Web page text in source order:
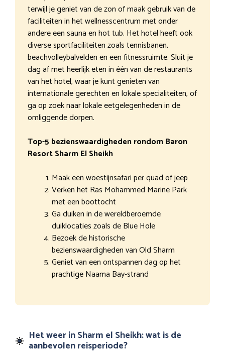
terwijl je geniet van de zon of maak gebruik van de
faciliteiten in het wellnesscentrum met onder
andere een sauna en hot tub. Het hotel heeft ook
diverse sportfaciliteiten zoals tennisbanen,
beachvolleybalvelden en een fitnessruimte. Sluit je
dag af met heerlijk eten in één van de restaurants
van het hotel, waar je kunt genieten van
internationale gerechten en lokale specialiteiten, of
ga op zoek naar lokale eetgelegenheden in de
omliggende dorpen.
Top-5 bezienswaardigheden rondom Baron
Resort Sharm El Sheikh
Maak een woestijnsafari per quad of jeep
Verken het Ras Mohammed Marine Park
met een boottocht
Ga duiken in de wereldberoemde
duiklocaties zoals de Blue Hole
Bezoek de historische
bezienswaardigheden van Old Sharm
Geniet van een ontspannen dag op het
prachtige Naama Bay-strand
Het weer in Sharm el Sheikh: wat is de
aanbevolen reisperiode?